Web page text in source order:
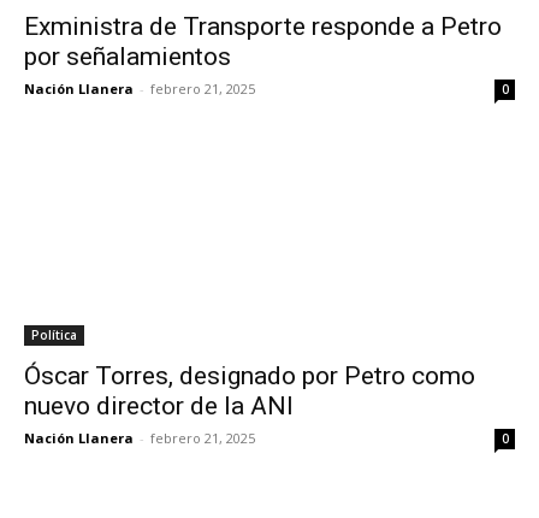
Exministra de Transporte responde a Petro
por señalamientos
Nación Llanera - febrero 21, 2025 0
Política
Óscar Torres, designado por Petro como
nuevo director de la ANI
Nación Llanera - febrero 21, 2025 0